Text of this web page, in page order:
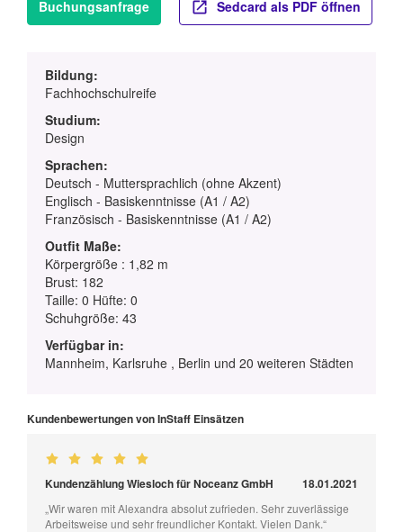
Buchungsanfrage Sedcard als PDF öffnen
Bildung:
Fachhochschulreife
Studium:
Design
Sprachen:
Deutsch - Muttersprachlich (ohne Akzent)
Englisch - Basiskenntnisse (A1 / A2)
Französisch - Basiskenntnisse (A1 / A2)
Outfit Maße:
Körpergröße : 1,82 m
Brust: 182
Taille: 0 Hüfte: 0
Schuhgröße: 43
Verfügbar in:
Mannheim, Karlsruhe , Berlin und 20 weiteren Städten
Kundenbewertungen von InStaff Einsätzen
Kundenzählung Wiesloch für Noceanz GmbH 18.01.2021
„Wir waren mit Alexandra absolut zufrieden. Sehr zuverlässige
Arbeitsweise und sehr freundlicher Kontakt. Vielen Dank.“